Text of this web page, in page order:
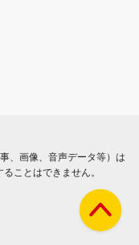
、画像、音声データ等）は
ことはできません。